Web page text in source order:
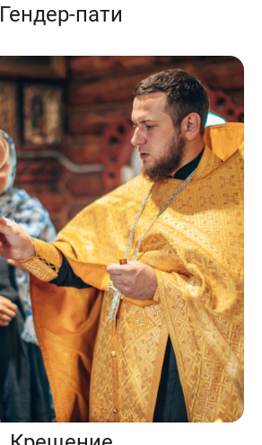
Гендер-пати